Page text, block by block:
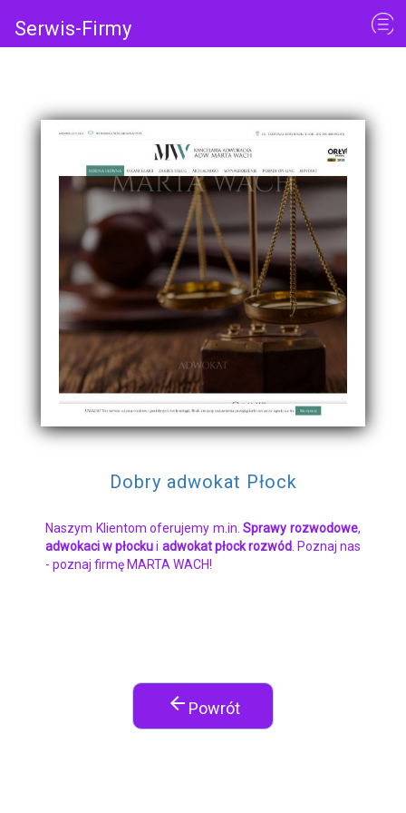
Serwis-Firmy
Dobry adwokat Płock
Naszym Klientom oferujemy m.in.Sprawy rozwodowe,
adwokaci w płockui adwokat płock rozwód. Poznaj nas
- poznaj firmę MARTA WACH!
arrow_back Powrót